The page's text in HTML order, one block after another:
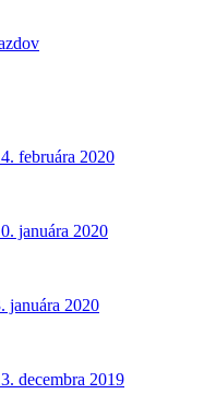
februára 2020
januára 2020
januára 2020
decembra 2019